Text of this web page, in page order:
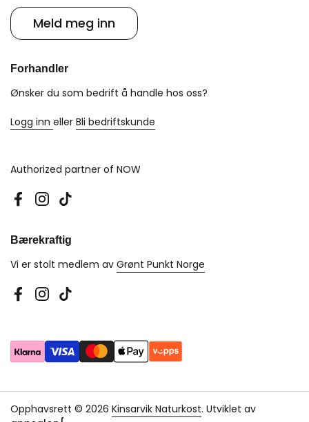
Meld meg inn
Forhandler
Ønsker du som bedrift å handle hos oss?
Logg inn eller Bli bedriftskunde
Authorized partner of NOW
Facebook
Instagram
TikTok
Bærekraftig
Vi er stolt medlem av Grønt Punkt Norge
Facebook
Instagram
TikTok
Opphavsrett © 2026 Kinsarvik Naturkost. Utviklet av